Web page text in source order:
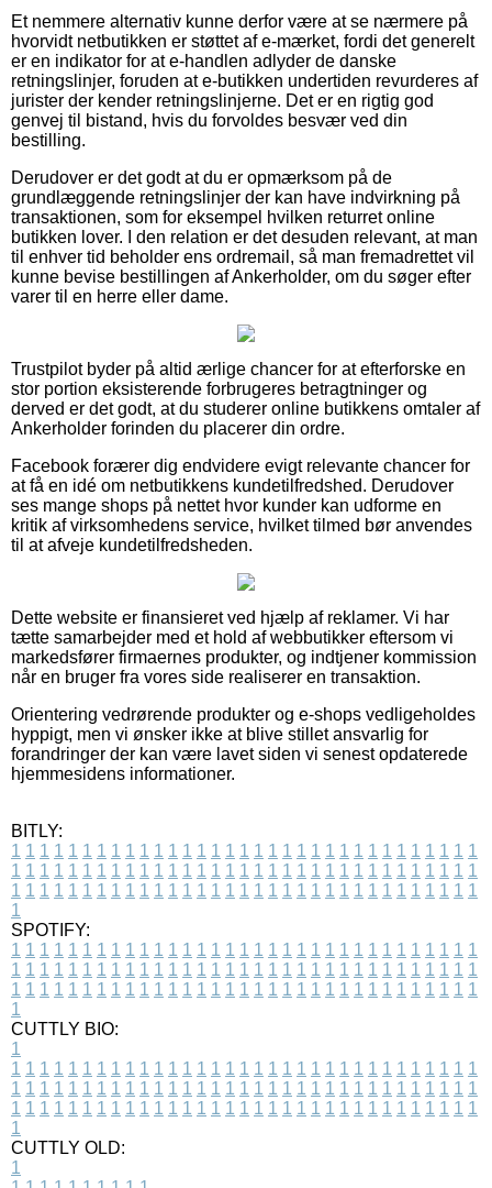
Et nemmere alternativ kunne derfor være at se nærmere på
hvorvidt netbutikken er støttet af e-mærket, fordi det generelt
er en indikator for at e-handlen adlyder de danske
retningslinjer, foruden at e-butikken undertiden revurderes af
jurister der kender retningslinjerne. Det er en rigtig god
genvej til bistand, hvis du forvoldes besvær ved din
bestilling.
Derudover er det godt at du er opmærksom på de
grundlæggende retningslinjer der kan have indvirkning på
transaktionen, som for eksempel hvilken returret online
butikken lover. I den relation er det desuden relevant, at man
til enhver tid beholder ens ordremail, så man fremadrettet vil
kunne bevise bestillingen af Ankerholder, om du søger efter
varer til en herre eller dame.
Trustpilot byder på altid ærlige chancer for at efterforske en
stor portion eksisterende forbrugeres betragtninger og
derved er det godt, at du studerer online butikkens omtaler af
Ankerholder forinden du placerer din ordre.
Facebook forærer dig endvidere evigt relevante chancer for
at få en idé om netbutikkens kundetilfredshed. Derudover
ses mange shops på nettet hvor kunder kan udforme en
kritik af virksomhedens service, hvilket tilmed bør anvendes
til at afveje kundetilfredsheden.
Dette website er finansieret ved hjælp af reklamer. Vi har
tætte samarbejder med et hold af webbutikker eftersom vi
markedsfører firmaernes produkter, og indtjener kommission
når en bruger fra vores side realiserer en transaktion.
Orientering vedrørende produkter og e-shops vedligeholdes
hyppigt, men vi ønsker ikke at blive stillet ansvarlig for
forandringer der kan være lavet siden vi senest opdaterede
hjemmesidens informationer.
BITLY:
1 1 1 1 1 1 1 1 1 1 1 1 1 1 1 1 1 1 1 1 1 1 1 1 1 1 1 1 1 1 1 1 1
1 1 1 1 1 1 1 1 1 1 1 1 1 1 1 1 1 1 1 1 1 1 1 1 1 1 1 1 1 1 1 1 1
1 1 1 1 1 1 1 1 1 1 1 1 1 1 1 1 1 1 1 1 1 1 1 1 1 1 1 1 1 1 1 1 1
1
SPOTIFY:
1 1 1 1 1 1 1 1 1 1 1 1 1 1 1 1 1 1 1 1 1 1 1 1 1 1 1 1 1 1 1 1 1
1 1 1 1 1 1 1 1 1 1 1 1 1 1 1 1 1 1 1 1 1 1 1 1 1 1 1 1 1 1 1 1 1
1 1 1 1 1 1 1 1 1 1 1 1 1 1 1 1 1 1 1 1 1 1 1 1 1 1 1 1 1 1 1 1 1
1
CUTTLY BIO:
1
1 1 1 1 1 1 1 1 1 1 1 1 1 1 1 1 1 1 1 1 1 1 1 1 1 1 1 1 1 1 1 1 1
1 1 1 1 1 1 1 1 1 1 1 1 1 1 1 1 1 1 1 1 1 1 1 1 1 1 1 1 1 1 1 1 1
1 1 1 1 1 1 1 1 1 1 1 1 1 1 1 1 1 1 1 1 1 1 1 1 1 1 1 1 1 1 1 1 1
1
CUTTLY OLD:
1